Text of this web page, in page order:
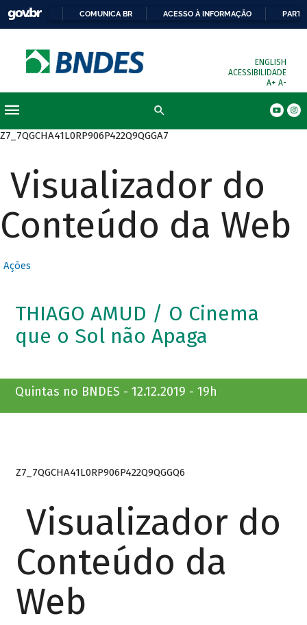
COMUNICA BR ACESSO À INFORMAÇÃO
ENGLISH
ACESSIBILIDADE
A+ A-
Z7_7QGCHA41L0RP906P422Q9QGGA7
Visualizador do
Conteúdo da Web
Ações
THIAGO AMUD / O Cinema
que o Sol não Apaga
Quintas no BNDES - 12.12.2019 - 19h
Z7_7QGCHA41L0RP906P422Q9QGGQ6
Visualizador do
Conteúdo da
Web